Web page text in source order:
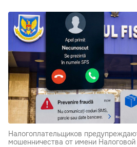
Налогоплательщиков
мошенничества от имени